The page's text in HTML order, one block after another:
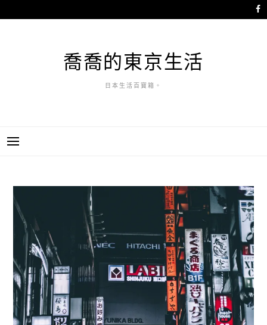
至
喬喬的東京生活
日本生活百寶箱。